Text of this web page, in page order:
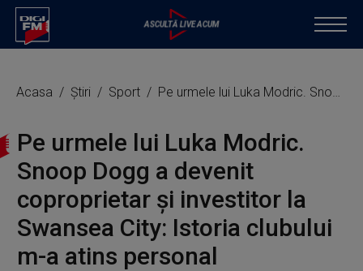
Acasa Știri Sport Pe urmele lui Luka Modric. Snoop Dogg a devenit coproprietar și investitor la Swansea City: Istoria clubului m-a atins personal
Pe urmele lui Luka Modric.
Snoop Dogg a devenit
coproprietar și investitor la
Swansea City: Istoria clubului
m-a atins personal